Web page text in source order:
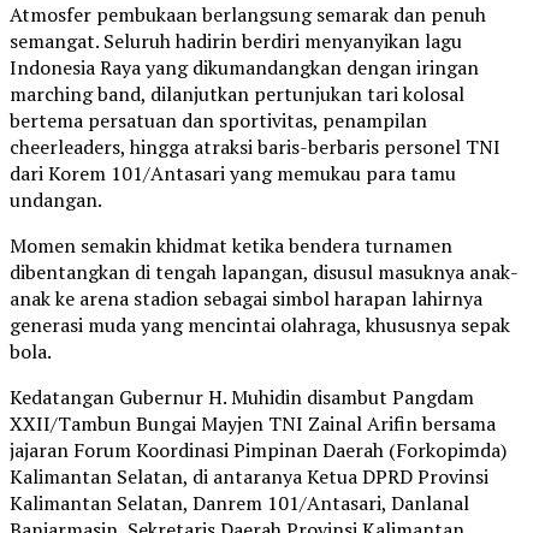
Atmosfer pembukaan berlangsung semarak dan penuh
semangat. Seluruh hadirin berdiri menyanyikan lagu
Indonesia Raya yang dikumandangkan dengan iringan
marching band, dilanjutkan pertunjukan tari kolosal
bertema persatuan dan sportivitas, penampilan
cheerleaders, hingga atraksi baris-berbaris personel TNI
dari Korem 101/Antasari yang memukau para tamu
undangan.
Momen semakin khidmat ketika bendera turnamen
dibentangkan di tengah lapangan, disusul masuknya anak-
anak ke arena stadion sebagai simbol harapan lahirnya
generasi muda yang mencintai olahraga, khususnya sepak
bola.
Kedatangan Gubernur H. Muhidin disambut Pangdam
XXII/Tambun Bungai Mayjen TNI Zainal Arifin bersama
jajaran Forum Koordinasi Pimpinan Daerah (Forkopimda)
Kalimantan Selatan, di antaranya Ketua DPRD Provinsi
Kalimantan Selatan, Danrem 101/Antasari, Danlanal